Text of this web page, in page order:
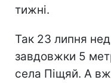
тижні.
Так 23 липня
завдовжки 5
села Піщяй. А